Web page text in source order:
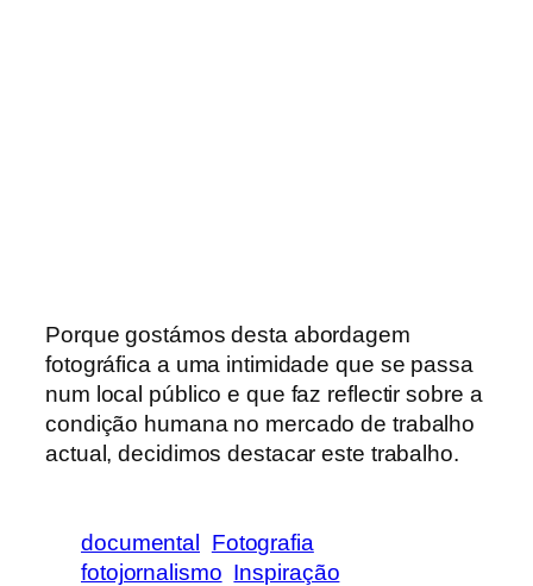
Porque gostámos desta abordagem
fotográfica a uma intimidade que se passa
num local público e que faz reflectir sobre a
condição humana no mercado de trabalho
actual, decidimos destacar este trabalho.
documental Fotografia
fotojornalismo Inspiração